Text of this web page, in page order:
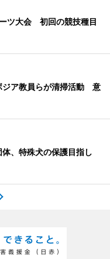
ツ大会 初回の競技種目
ジア教員らが清掃活動 意
、特殊犬の保護目指し